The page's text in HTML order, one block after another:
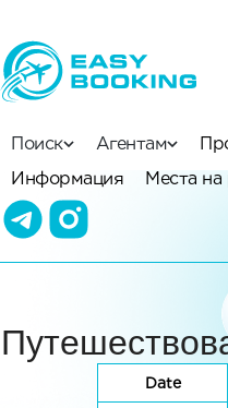
Поиск Агентам
Информация
Места на
Date